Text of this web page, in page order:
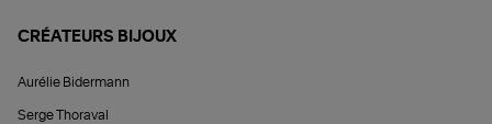
CRÉATEURS BIJOUX
Aurélie Bidermann
Serge Thoraval